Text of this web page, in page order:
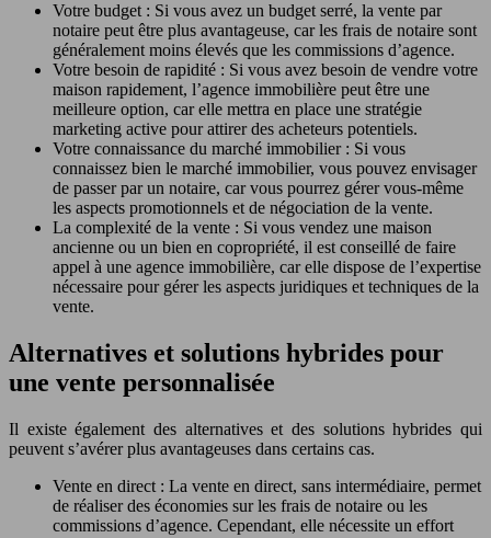
Votre budget : Si vous avez un budget serré, la vente par
notaire peut être plus avantageuse, car les frais de notaire sont
généralement moins élevés que les commissions d’agence.
Votre besoin de rapidité : Si vous avez besoin de vendre votre
maison rapidement, l’agence immobilière peut être une
meilleure option, car elle mettra en place une stratégie
marketing active pour attirer des acheteurs potentiels.
Votre connaissance du marché immobilier : Si vous
connaissez bien le marché immobilier, vous pouvez envisager
de passer par un notaire, car vous pourrez gérer vous-même
les aspects promotionnels et de négociation de la vente.
La complexité de la vente : Si vous vendez une maison
ancienne ou un bien en copropriété, il est conseillé de faire
appel à une agence immobilière, car elle dispose de l’expertise
nécessaire pour gérer les aspects juridiques et techniques de la
vente.
Alternatives et solutions hybrides pour
une vente personnalisée
Il existe également des alternatives et des solutions hybrides qui
peuvent s’avérer plus avantageuses dans certains cas.
Vente en direct : La vente en direct, sans intermédiaire, permet
de réaliser des économies sur les frais de notaire ou les
commissions d’agence. Cependant, elle nécessite un effort